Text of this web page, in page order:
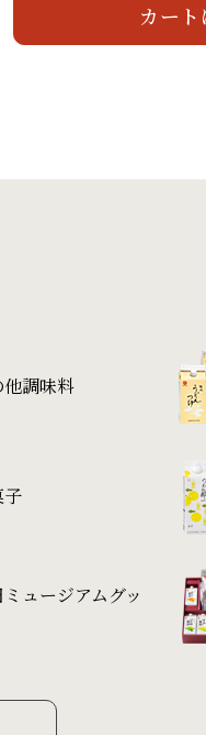
カート
他調味料
子
ュージアムグッ